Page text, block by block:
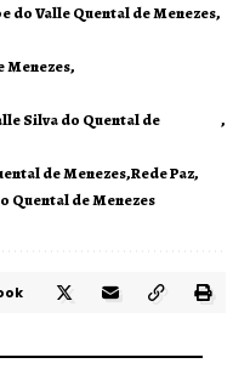
do Valle Quental de Menezes
Menezes
Silva do Quental de
de Menezes Rede Paz
Quental de Menezes